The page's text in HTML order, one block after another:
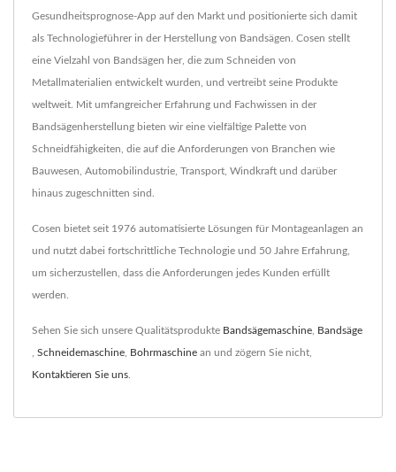
Gesundheitsprognose-App auf den Markt und positionierte sich damit
als Technologieführer in der Herstellung von Bandsägen. Cosen stellt
eine Vielzahl von Bandsägen her, die zum Schneiden von
Metallmaterialien entwickelt wurden, und vertreibt seine Produkte
weltweit. Mit umfangreicher Erfahrung und Fachwissen in der
Bandsägenherstellung bieten wir eine vielfältige Palette von
Schneidfähigkeiten, die auf die Anforderungen von Branchen wie
Bauwesen, Automobilindustrie, Transport, Windkraft und darüber
hinaus zugeschnitten sind.
Cosen bietet seit 1976 automatisierte Lösungen für Montageanlagen an
und nutzt dabei fortschrittliche Technologie und 50 Jahre Erfahrung,
um sicherzustellen, dass die Anforderungen jedes Kunden erfüllt
werden.
Sehen Sie sich unsere Qualitätsprodukte Bandsägemaschine Bandsäge
Schneidemaschine Bohrmaschine an und zögern Sie nicht,
Kontaktieren Sie uns